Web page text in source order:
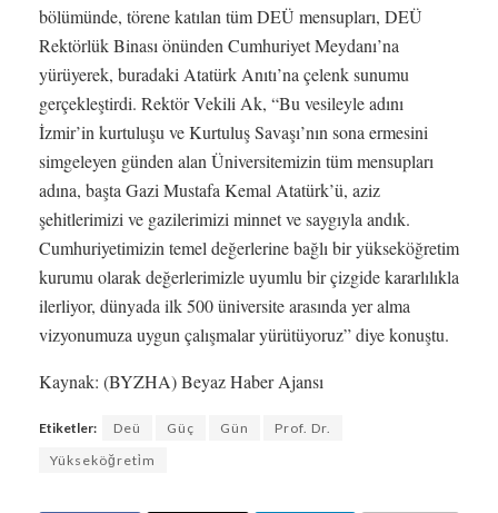
bölümünde, törene katılan tüm DEÜ mensupları, DEÜ
Rektörlük Binası önünden Cumhuriyet Meydanı’na
yürüyerek, buradaki Atatürk Anıtı’na çelenk sunumu
gerçekleştirdi. Rektör Vekili Ak, “Bu vesileyle adını
İzmir’in kurtuluşu ve Kurtuluş Savaşı’nın sona ermesini
simgeleyen günden alan Üniversitemizin tüm mensupları
adına, başta Gazi Mustafa Kemal Atatürk’ü, aziz
şehitlerimizi ve gazilerimizi minnet ve saygıyla andık.
Cumhuriyetimizin temel değerlerine bağlı bir yükseköğretim
kurumu olarak değerlerimizle uyumlu bir çizgide kararlılıkla
ilerliyor, dünyada ilk 500 üniversite arasında yer alma
vizyonumuza uygun çalışmalar yürütüyoruz” diye konuştu.
Kaynak: (BYZHA) Beyaz Haber Ajansı
Etiketler: Deü Güç Gün
Prof. Dr.
Yükseköğreti̇m